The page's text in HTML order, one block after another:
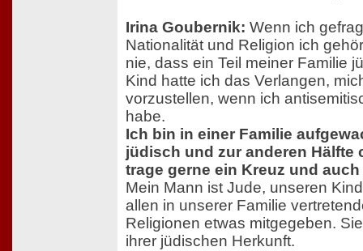
Irina Goubernik: Wenn ich
Nationalität und Religion ich
nie, dass ein Teil meiner Familie
Kind hatte ich das Verlangen,
vorzustellen, wenn ich
habe.
Ich bin in einer Familie
jüdisch und zur anderen Hälfte
trage gerne ein Kreuz und
Mein Mann ist Jude, unseren
allen in unserer Familie
Religionen etwas mitgegeben.
ihrer jüdischen Herkunft.